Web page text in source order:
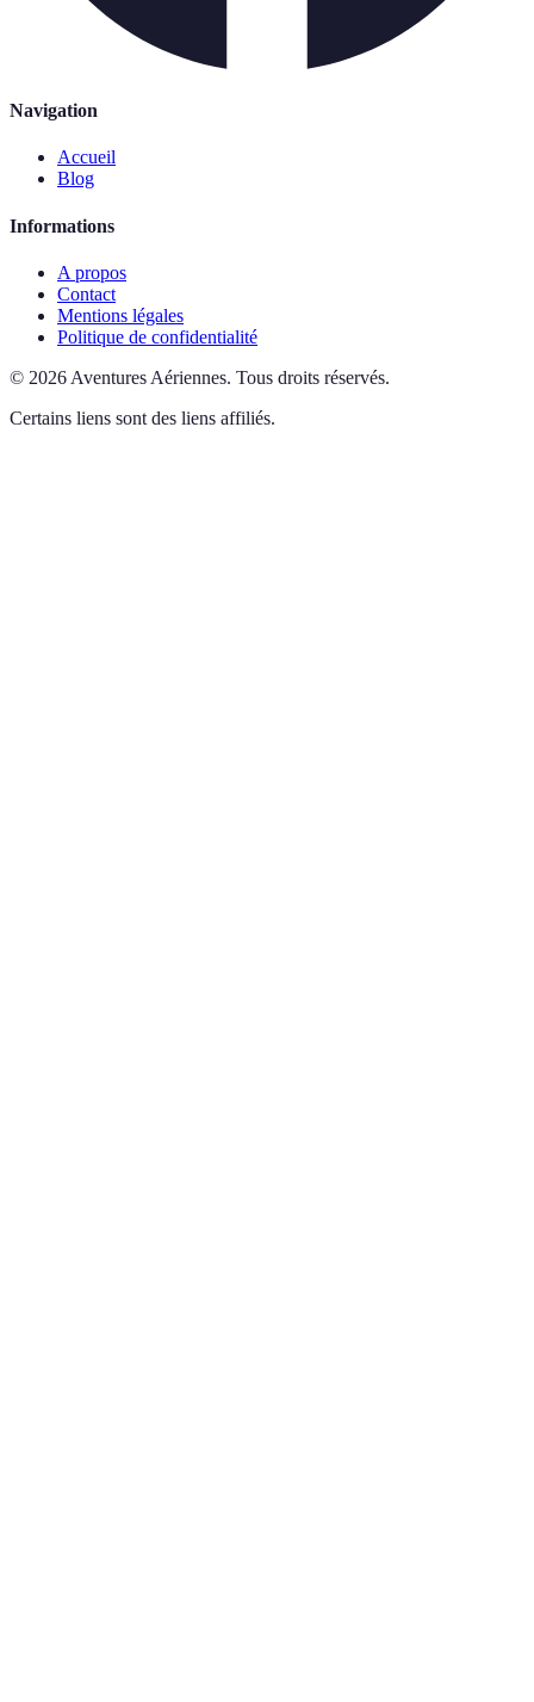
Navigation
Accueil
Blog
Informations
A propos
Contact
Mentions légales
Politique de confidentialité
© 2026 Aventures Aériennes. Tous droits réservés.
Certains liens sont des liens affiliés.